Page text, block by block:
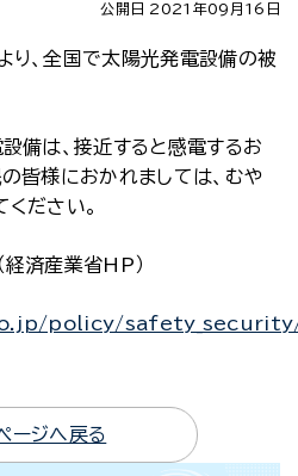
公開日 2021年09月16日
り、全国で太陽光発電設備の被
備は、接近すると感電するお
皆様におかれましては、むや
ださい。
済産業省HP）
policy/
ージへ戻る